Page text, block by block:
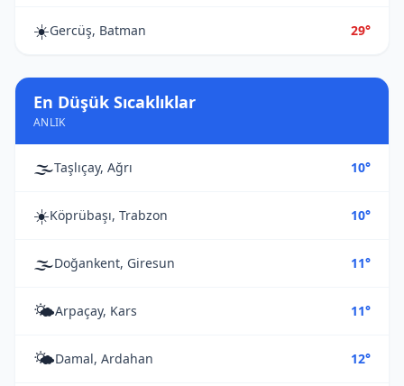
☀️Gercüş, Batman 29°
En Düşük Sıcaklıklar
ANLIK
🌫️Taşlıçay, Ağrı 10°
☀️Köprübaşı, Trabzon 10°
🌫️Doğankent, Giresun 11°
🌤️Arpaçay, Kars 11°
🌤️Damal, Ardahan 12°